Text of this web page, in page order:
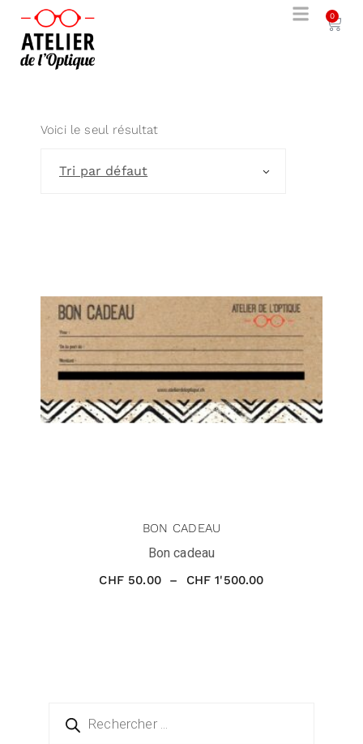
0
Voici le seul résultat
Tri par défaut
BON CADEAU
Bon cadeau
CHF50.00 – CHF 1'500.00